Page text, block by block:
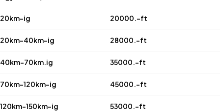
20km-ig 20000.-ft
20km-40km-ig 28000.-ft
40km-70km.ig 35000.-ft
70km-120km-ig 45000.-ft
120km-150km-ig 53000.-ft